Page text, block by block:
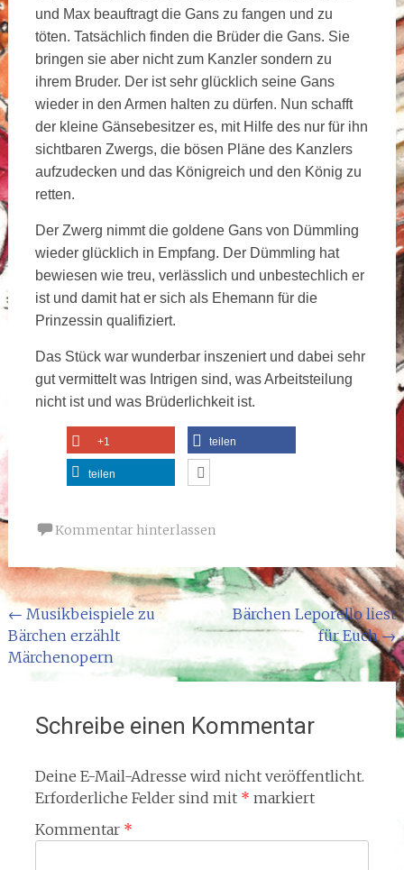
und Max beauftragt die Gans zu fangen und zu
töten. Tatsächlich finden die Brüder die Gans. Sie
bringen sie aber nicht zum Kanzler sondern zu
ihrem Bruder. Der ist sehr glücklich seine Gans
wieder in den Armen halten zu dürfen. Nun schafft
der kleine Gänsebesitzer es, mit Hilfe des nur für ihn
sichtbaren Zwergs, die bösen Pläne des Kanzlers
aufzudecken und das Königreich und den König zu
retten.
Der Zwerg nimmt die goldene Gans von Dümmling
wieder glücklich in Empfang. Der Dümmling hat
bewiesen wie treu, verlässlich und unbestechlich er
ist und damit hat er sich als Ehemann für die
Prinzessin qualifiziert.
Das Stück war wunderbar inszeniert und dabei sehr
gut vermittelt was Intrigen sind, was Arbeitsteilung
nicht ist und was Brüderlichkeit ist.
+1 teilen
teilen
Kommentar hinterlassen
Beitragsnavigation
← Musikbeispiele zu
Bärchen erzählt
Märchenopern
Bärchen Leporello liest
für Euch→
Schreibe einen Kommentar
Deine E-Mail-Adresse wird nicht veröffentlicht.
Erforderliche Felder sind mit * markiert
Kommentar *